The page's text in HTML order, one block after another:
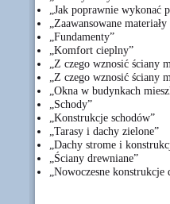
„Jak poprawnie wykonać
„Zaawansowane
„Fundamenty”
„Komfort cieplny”
„Z czego wznosić ściany
„Z czego wznosić ściany
„Okna w budynkach
„Schody”
„Konstrukcje schodów”
„Tarasy i dachy zielone”
„Dachy strome i
„Ściany drewniane”
„Nowoczesne konstrukcje